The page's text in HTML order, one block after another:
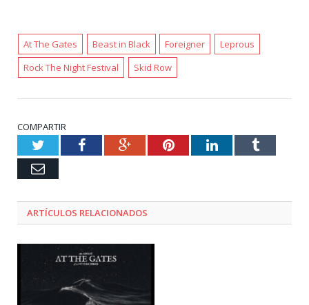
At The Gates Beast in Black Foreigner
Leprous
Rock The Night Festival
Skid Row
COMPARTIR
TwitterFacebookGoogle+PinterestLinkedInTumblr
Email
ARTÍCULOS RELACIONADOS